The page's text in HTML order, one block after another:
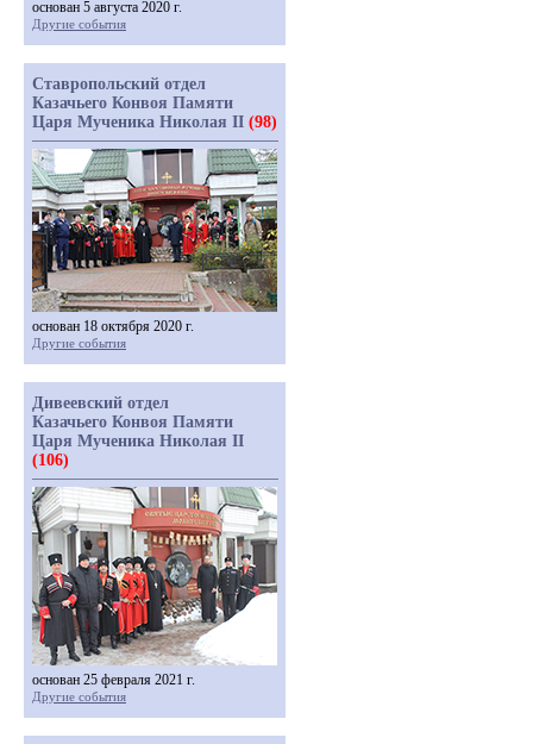
основан 5 августа 2020 г.
Другие события
Ставропольский отдел
Казачьего Конвоя Памяти
Царя Мученика Николая II (98)
основан 18 октября 2020 г.
Другие события
Дивеевский отдел
Казачьего Конвоя Памяти
Царя Мученика Николая II
(106)
основан 25 февраля 2021 г.
Другие события